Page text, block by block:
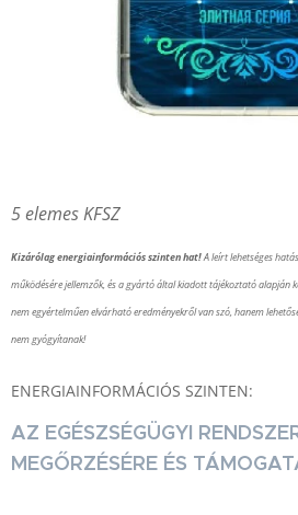
5 elemes KFSZ
Kizárólag energiainformációs szinten hat!A leírt lehetséges
működésére jellemzők, és a gyártó által kiadott tájékoztató
nem egyértelműen elvárható eredményekről van szó, hanem
nem gyógyítanak!
ENERGIAINFORMÁCIÓS SZINTEN:
AZ EGÉSZSÉGÜGYI
MEGŐRZÉSÉRE ÉS